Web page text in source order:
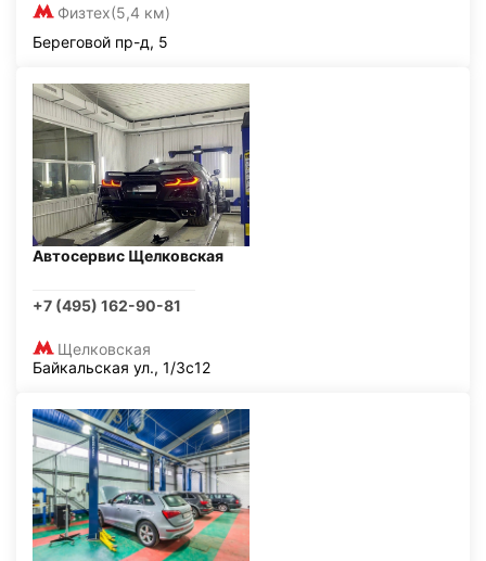
Физтех(5,4 км)
Береговой пр-д, 5
Автосервис Щелковская
+7 (495) 162-90-81
Щелковская
Байкальская ул., 1/3с12